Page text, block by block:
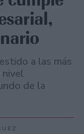
a las más
de la